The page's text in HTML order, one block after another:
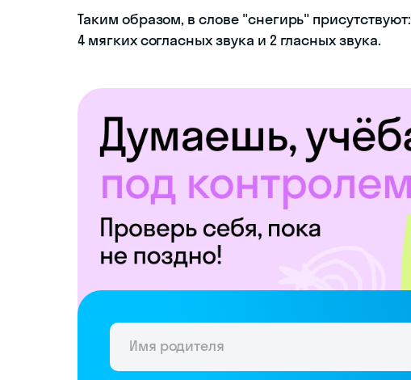
Таким образом, в слове "снегирь" присутствуют:
4 мягких согласных звука и 2 гласных звука.